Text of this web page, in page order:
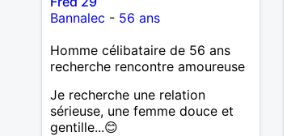
Bannalec - 56 ans
Homme célibataire de 56 ans
recherche rencontre amoureuse
Je recherche une relation
sérieuse, une femme douce et
gentille...😊